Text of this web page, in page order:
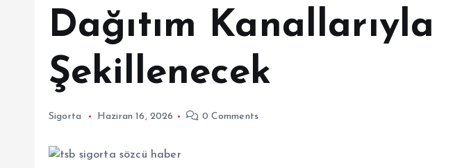
Dağıtım Kanallarıyla
Şekillenecek
Sigorta Haziran 16, 2026 0 Comments